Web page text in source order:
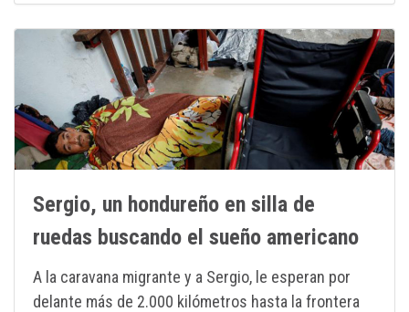
Sergio, un hondureño en silla de
ruedas buscando el sueño americano
A la caravana migrante y a Sergio, le esperan por
delante más de 2.000 kilómetros hasta la frontera